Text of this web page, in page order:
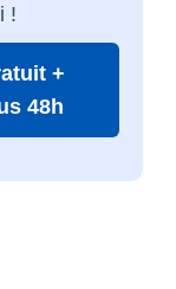
!
+
48h